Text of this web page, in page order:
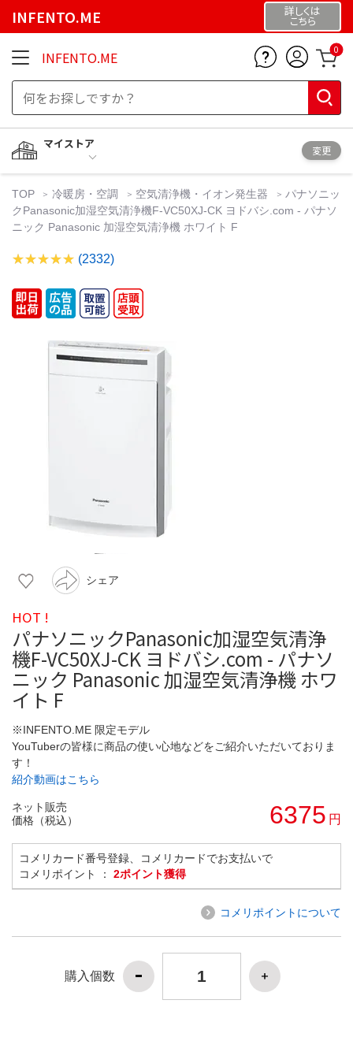
INFENTO.ME 詳しくは
こちら
INFENTO.ME 0
マイストア
変更
TOP 冷暖房・空調 空気清浄機・イオン発生器
パナソニッ
クPanasonic加湿空気清浄機F-VC50XJ-CK ヨドバシ.com - パナソ
ニック Panasonic 加湿空気清浄機 ホワイト F
(2332)
シェア
HOT !
パナソニックPanasonic加湿空気清浄
機F-VC50XJ-CK ヨドバシ.com - パナソ
ニック Panasonic 加湿空気清浄機 ホワ
イト F
※INFENTO.ME 限定モデル
YouTuberの皆様に商品の使い心地などをご紹介いただいておりま
す！
紹介動画はこちら
ネット販売
価格（税込）
6375 円
コメリカード番号登録、コメリカードでお支払いで
コメリポイント ： 2ポイント獲得
コメリポイントについて
購入個数